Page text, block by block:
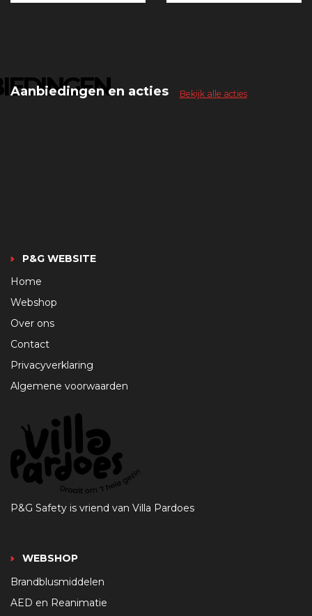
Aanbiedingen en acties Bekijk alle acties
P&G WEBSITE
Home
Webshop
Over ons
Contact
Privacyverklaring
Algemene voorwaarden
P&G Safety is vriend van Villa Pardoes
WEBSHOP
Brandblusmiddelen
AED en Reanimatie